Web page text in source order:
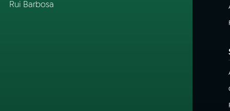
Rui Barbosa